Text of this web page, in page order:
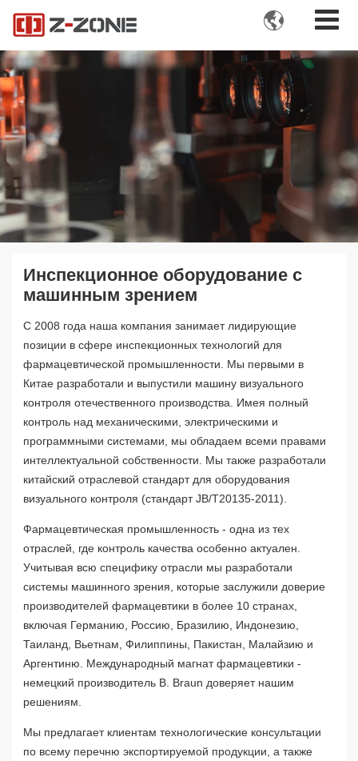

Инспекционное оборудование с
машинным зрением
С 2008 года наша компания занимает лидирующие
позиции в сфере инспекционных технологий для
фармацевтической промышленности. Мы первыми в
Китае разработали и выпустили машину визуального
контроля отечественного производства. Имея полный
контроль над механическими, электрическими и
программными системами, мы обладаем всеми правами
интеллектуальной собственности. Мы также разработали
китайский отраслевой стандарт для оборудования
визуального контроля (стандарт JB/T20135-2011).
Фармацевтическая промышленность - одна из тех
отраслей, где контроль качества особенно актуален.
Учитывая всю специфику отрасли мы разработали
системы машинного зрения, которые заслужили доверие
производителей фармацевтики в более 10 странах,
включая Германию, Россию, Бразилию, Индонезию,
Таиланд, Вьетнам, Филиппины, Пакистан, Малайзию и
Аргентиню. Международный магнат фармацевтики -
немецкий производитель B. Braun доверяет нашим
решениям.
Мы предлагает клиентам технологические консультации
по всему перечню экспортируемой продукции, а также